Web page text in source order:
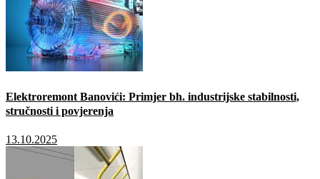
Elektroremont Banovići: Primjer bh. industrijske stabilnosti,
stručnosti i povjerenja
13.10.2025